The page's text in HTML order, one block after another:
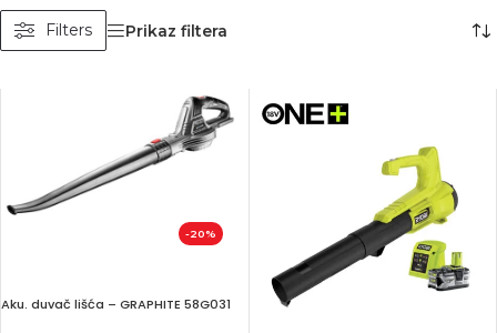
Filters Prikaz filtera
-20%
Aku. duvač lišća – GRAPHITE 58G031